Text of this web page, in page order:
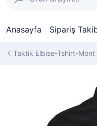
Anasayfa Sipariş
Taktik Elbise-Tshirt-Mont